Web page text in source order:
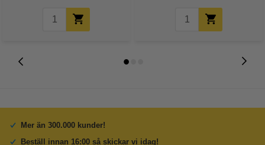
Mer än 300.000 kunder!
Beställ innan 16:00 så skickar vi idag!